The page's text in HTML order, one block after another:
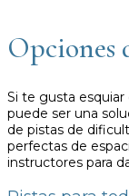
Opciones
Si te gusta esquiar
puede ser una
de pistas de
perfectas de
instructores para